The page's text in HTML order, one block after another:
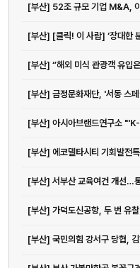
[부산] 52조 규모 기업 M&A,
[부산] [클릭! 이 사람] ‘장대한
[부산] “해외 미식 관광객 유입
[부산] 금정문화재단, '서동 스
[부산] 서부산 교육여건 개선…
[부산] 가덕도신공항, 두 번 유